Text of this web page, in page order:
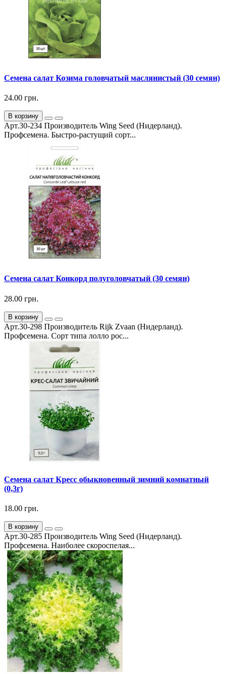
Семена салат Козима головчатый маслянистый (30 семян)
24.00 грн.
В корзину
Арт.30-234 Производитель Wing Seed (Нидерланд).
Профсемена. Быстро-растущий сорт...
Семена салат Конкорд полуголовчатый (30 семян)
28.00 грн.
В корзину
Арт.30-298 Производитель Rijk Zvaan (Нидерланд).
Профсемена. Сорт типа лолло рос...
Семена салат Кресс обыкновенный зимний комнатный
(0,3г)
18.00 грн.
В корзину
Арт.30-285 Производитель Wing Seed (Нидерланд).
Профсемена. Наиболее скороспелая...